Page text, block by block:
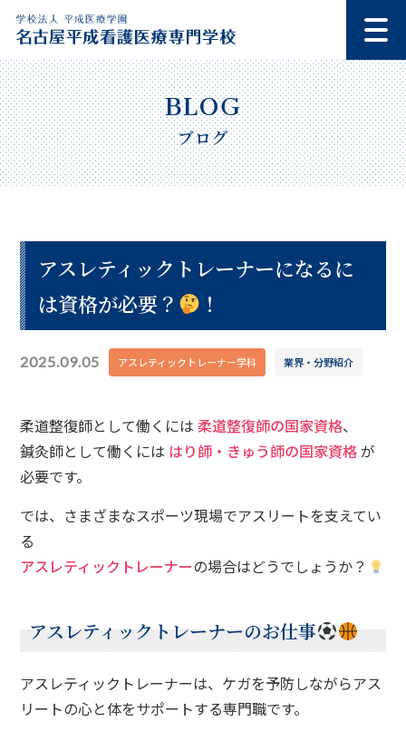
ブログ
アスレティックトレーナーになるに
は資格が必要？
！
2025.09.05 アスレティックトレーナー学科 業界・分野紹介
柔道整復師として働くには柔道整復師の国家資格、
鍼灸師として働くには はり師・きゅう師の国家資格が
必要です。
では、さまざまなスポーツ現場でアスリートを支えてい
る
アスレティックトレーナーの場合はどうでしょうか？
アスレティックトレーナーのお仕事
アスレティックトレーナーは、ケガを予防しながらアス
リートの心と体をサポートする専門職です。